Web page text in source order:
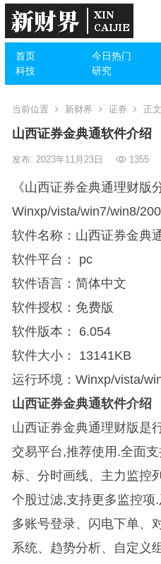
首页 今日热门
科技
研究
当前位置 新财界 证券 正文
山西证券金典通软件介绍
发布: 2023年11月23日 1355
《山西证券金典通理财版
Winxp/vista/win7/win8/
软件名称：山西证券金典
软件平台： pc
软件语言：简体中文
软件授权：免费版
软件版本：
6.054
软件大小： 13141KB
运行环境：Winxp/vista/
山西证券金典通软件介绍
山西证券金典通理财版是
交易平台,推荐使用.全面
标、分时画线、主力监控
个股过滤,支持更多监控项
多账号登录、闪电下单、
系统、趋势分析、自定义